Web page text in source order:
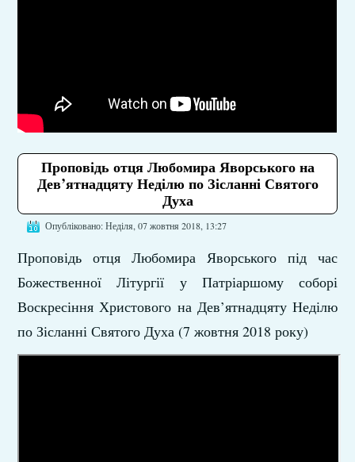
Проповідь отця Любомира Яворського на
Дев’ятнадцяту Неділю по Зісланні Святого
Духа
Опубліковано: Неділя, 07 жовтня 2018, 13:27
Проповідь отця Любомира Яворського під час
Божественної Літургії у Патріаршому соборі
Воскресіння Христового на Дев’ятнадцяту Неділю
по Зісланні Святого Духа (7 жовтня 2018 року)